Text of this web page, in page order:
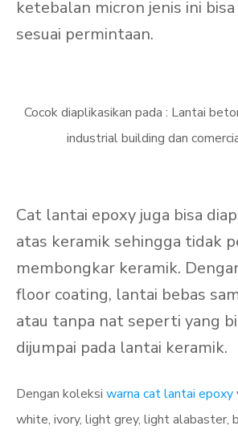
ketebalan micron jenis ini
sesuai permintaan.
Cocok diaplikasikan pada : Lantai
industrial building dan
Cat lantai epoxy juga bisa
atas keramik sehingga tidak
membongkar keramik.
floor coating, lantai bebas
atau tanpa nat seperti yang
dijumpai pada lantai keramik.
Dengan koleksi warna cat lantai epoxy
white, ivory, light grey, light alabaster,